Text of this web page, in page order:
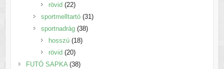
rövid 2222
termék
sportmelltartó 3131
sportnadrág 3838
hosszú 1818
rövid 2020
termék
FUTÓ SAPKA 3838